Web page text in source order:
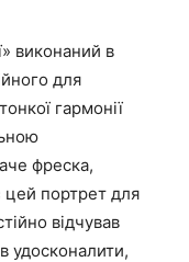
виконаний в
для
гармонії
фреска,
цей портрет для
відчував
удосконалити,